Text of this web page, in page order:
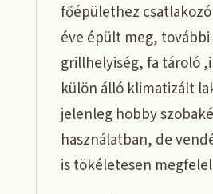
főépülethez
éve épült meg, további
grillhelyiség, fa tároló
külön álló klimatizált
jelenleg hobby
használatban, de
is tökéletesen